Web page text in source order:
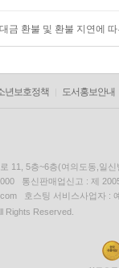
대금 환불 및 환불 지연에
년보호정책 도서홍보안내
11, 5층~6층(여의도동,일신
통신판매업신고 : 제
호스팅 서비스사업자 :
Rights Reserved.